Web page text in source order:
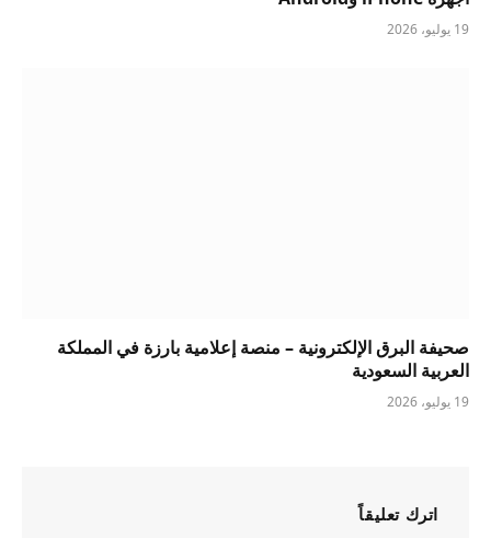
19 يوليو، 2026
صحيفة البرق الإلكترونية – منصة إعلامية بارزة في المملكة
العربية السعودية
19 يوليو، 2026
اترك تعليقاً